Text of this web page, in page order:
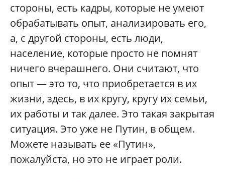
стороны, есть кадры, которые не умеют
обрабатывать опыт, анализировать его,
а, с другой стороны, есть люди,
население, которые просто не помнят
ничего вчерашнего. Они считают, что
опыт — это то, что приобретается в их
жизни, здесь, в их кругу, кругу их семьи,
их работы и так далее. Это такая закрытая
ситуация. Это уже не Путин, в общем.
Можете называть ее «Путин»,
пожалуйста, но это не играет роли.